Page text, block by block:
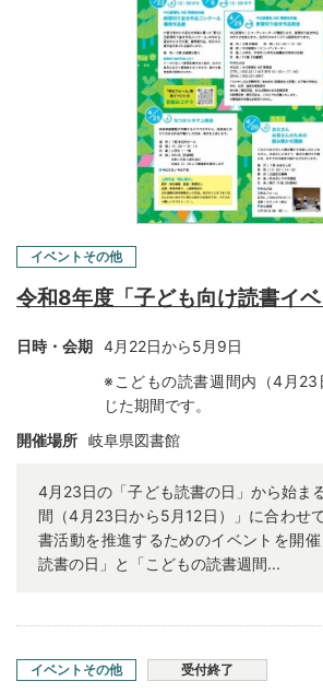
イベントその他
令和8年度「子ども向け読書イ
日時・会期 4月22日から5月9日
※こどもの読書週間内（4月
じた期間です。
開催場所 岐阜県図書館
4月23日の「子ども読書の日」から始ま
間（4月23日から5月12日）」に合わせ
書活動を推進するためのイベントを開
読書の日」と「こどもの読書週間...
イベントその他 受付終了